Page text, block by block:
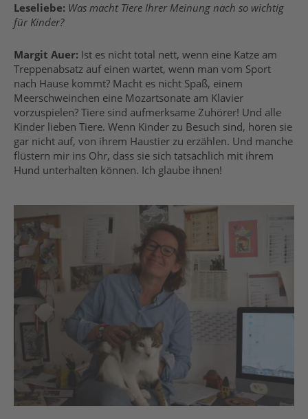
Leseliebe: Was macht Tiere Ihrer Meinung nach so wichtig
für Kinder?
Margit Auer: Ist es nicht total nett, wenn eine Katze am
Treppenabsatz auf einen wartet, wenn man vom Sport
nach Hause kommt? Macht es nicht Spaß, einem
Meerschweinchen eine Mozartsonate am Klavier
vorzuspielen? Tiere sind aufmerksame Zuhörer! Und alle
Kinder lieben Tiere. Wenn Kinder zu Besuch sind, hören sie
gar nicht auf, von ihrem Haustier zu erzählen. Und manche
flüstern mir ins Ohr, dass sie sich tatsächlich mit ihrem
Hund unterhalten können. Ich glaube ihnen!